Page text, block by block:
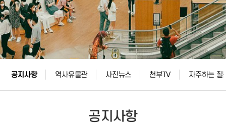
공지사항 역사유물관 사진뉴스 천부TV 자주하는 질
공지사항